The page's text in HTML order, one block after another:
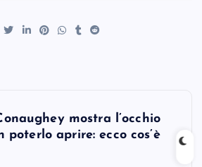
mostra l’occhio
poterlo aprire: ecco cos’è